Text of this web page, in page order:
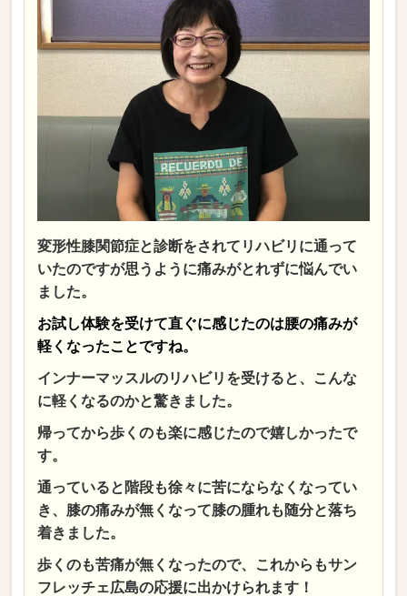
変形性膝関節症と診断をされてリハビリに通って
いたのですが思うように痛みがとれずに悩んでい
ました。
お試し体験を受けて直ぐに感じたのは腰の痛みが
軽くなったことですね。
インナーマッスルのリハビリを受けると、こんな
に軽くなるのかと驚きました。
帰ってから歩くのも楽に感じたので嬉しかったで
す。
通っていると階段も徐々に苦にならなくなってい
き、膝の痛みが無くなって膝の腫れも随分と落ち
着きました。
歩くのも苦痛が無くなったので、これからもサン
フレッチェ広島の応援に出かけられます！